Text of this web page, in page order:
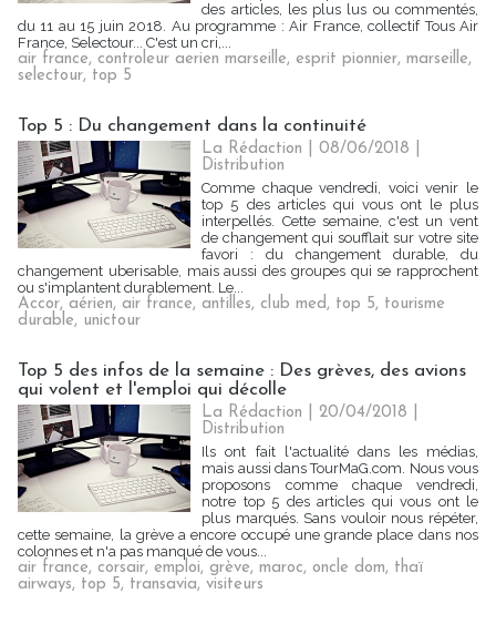
des articles, les plus lus ou commentés,
du 11 au 15 juin 2018. Au programme : Air France, collectif Tous Air
France, Selectour... C'est un cri,...
air france, controleur aerien marseille, esprit pionnier, marseille,
selectour, top 5
Top 5 : Du changement dans la continuité
La Rédaction | 08/06/2018
Distribution
Comme chaque vendredi, voici venir le
top 5 des articles qui vous ont le plus
interpellés. Cette semaine, c'est un vent
de changement qui soufflait sur votre site
favori : du changement durable, du
changement uberisable, mais aussi des groupes qui se rapprochent
ou s'implantent durablement. Le...
Accor, aérien, air france, antilles, club med, top 5, tourisme
durable, unictour
Top 5 des infos de la semaine : Des grèves, des avions
qui volent et l'emploi qui décolle
La Rédaction | 20/04/2018
Distribution
Ils ont fait l'actualité dans les médias,
mais aussi dans TourMaG.com. Nous vous
proposons comme chaque vendredi,
notre top 5 des articles qui vous ont le
plus marqués. Sans vouloir nous répéter,
cette semaine, la grève a encore occupé une grande place dans nos
colonnes et n'a pas manqué de vous...
air france, corsair, emploi, grève, maroc, oncle dom, thaï
airways, top 5, transavia, visiteurs